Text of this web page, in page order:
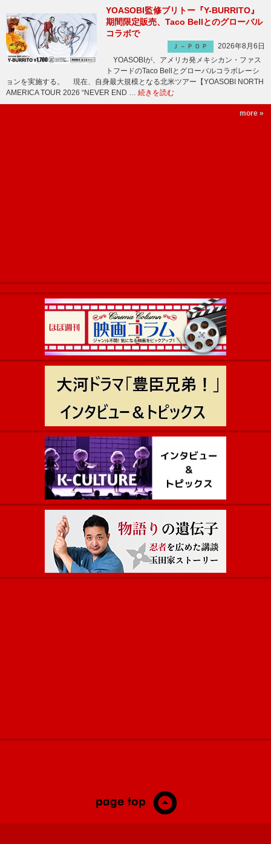
YOASOBI監修ブリトー『Y-BURRITO』
期間限定販売、Taco Bellとのグローバル
コラボで
Ｊ－ＰＯＰ
2026年8月6日
YOASOBIが、アメリカ発メキシカン・ファス
トフードのTaco Bellとグローバルコラボレーシ
ョンを実施する。 現在、自身最大規模となる北米ツアー【YOASOBI NORTH
AMERICA TOUR 2026 “NEVER END … 続きを読む
more »